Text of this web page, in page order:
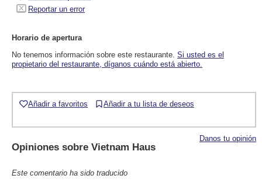
Reportar un error
Horario de apertura
No tenemos información sobre este restaurante. Si usted es el
propietario del restaurante, díganos cuándo está abierto.
Añadir a favoritos Añadir a tu lista de deseos
Danos tu opinión
Opiniones sobre Vietnam Haus
Este comentario ha sido traducido